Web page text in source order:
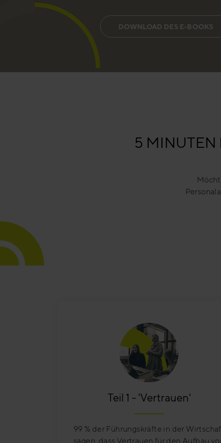
DOWNLOAD DES E-BOOKS
5 MINUTEN
Teil 1 - 'Vertrauen'
99 % der Führungskräfte in der
sagen, dass Vertrauen für den Aufbau